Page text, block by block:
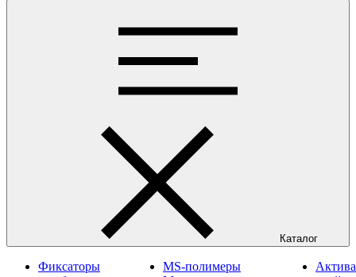
Каталог
Фиксаторы
MS-полимеры